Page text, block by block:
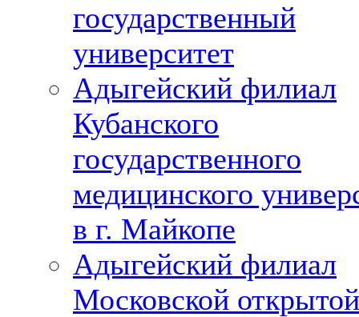
государственный
университет
Адыгейский филиал
Кубанского
государственного
медицинского
в г. Майкопе
Адыгейский филиал
Московской открытой